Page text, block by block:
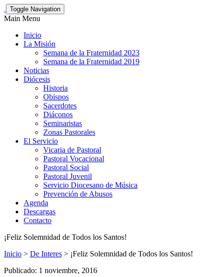
Toggle Navigation
Main Menu
Inicio
La Misión
Semana de la Fraternidad 2023
Semana de la Fraternidad 2019
Noticias
Diócesis
Historia
Obispos
Sacerdotes
Diáconos
Seminaristas
Zonas Pastorales
El Servicio
Vicaria de Pastoral
Pastoral Vocacional
Pastoral Social
Pastoral Juvenil
Servicio Diocesano de Música
Prevención de Abusos
Agenda
Descargas
Contacto
¡Feliz Solemnidad de Todos los Santos!
Inicio > De Interes > ¡Feliz Solemnidad de Todos los Santos!
Publicado: 1 noviembre, 2016